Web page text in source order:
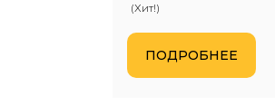
(Хит!)
ПОДРОБНЕЕ